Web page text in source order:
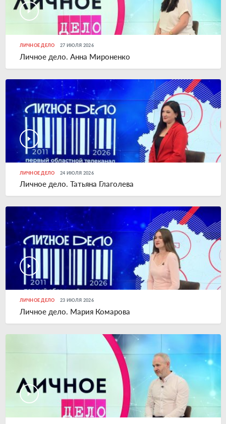
ЛИЧНОЕ ДЕЛО 27 ИЮЛЯ 2026
Личное дело. Анна Мироненко
ЛИЧНОЕ ДЕЛО 24 ИЮЛЯ 2026
Личное дело. Татьяна Глаголева
ЛИЧНОЕ ДЕЛО 23 ИЮЛЯ 2026
Личное дело. Мария Комарова